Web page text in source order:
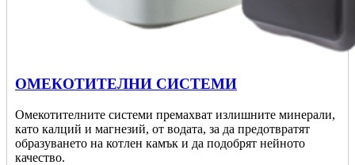
ОМЕКОТИТЕЛНИ СИСТЕМИ
Омекотителните системи премахват излишните минерали,
като калций и магнезий, от водата, за да предотвратят
образуването на котлен камък и да подобрят нейното
качество.